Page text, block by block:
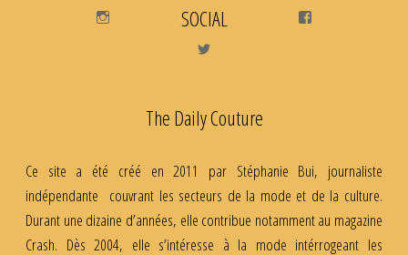
SOCIAL
The Daily Couture
Ce site a été créé en 2011 par Stéphanie Bui, journaliste
indépendante couvrant les secteurs de la mode et de la culture.
Durant une dizaine d’années, elle contribue notamment au magazine
Crash. Dès 2004, elle s’intéresse à la mode intérrogeant les